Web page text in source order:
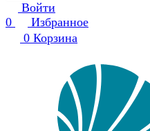
Войти
0
Избранное
0 Корзина